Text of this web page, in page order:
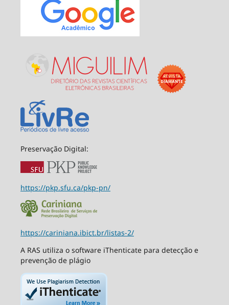
Preservação Digital:
https://pkp.sfu.ca/pkp-pn/
https://cariniana.ibict.br/listas-2/
A RAS utiliza o software iThenticate para detecção e
prevenção de plágio